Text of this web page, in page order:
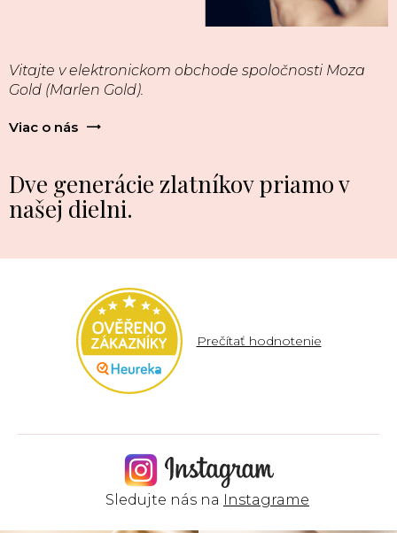
Dve generácie zlatníkov priamo v
našej dielni.
Vitajte v elektronickom obchode spoločnosti Moza
Gold (Marlen Gold).
Viac o nás
Prečítať hodnotenie
Sledujte nás na Instagrame